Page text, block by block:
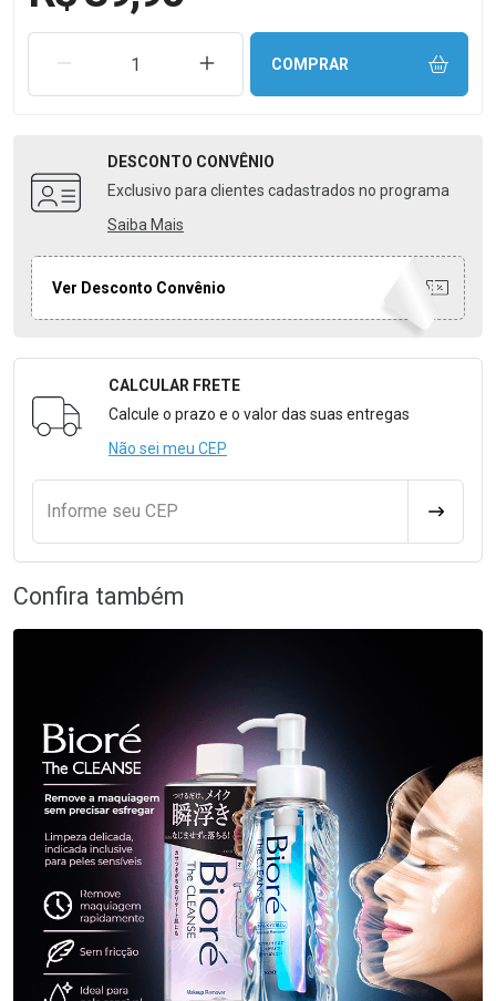
REMOVER UMA UNIDADEAUMENTAR UMA UNIDADE
COMPRAR
DESCONTO CONVÊNIO
Exclusivo para clientes cadastrados no programa
Saiba Mais
Ver Desconto Convênio
Formulário para Calcular o Frete
CALCULAR FRETE
Calcule o prazo e o valor das suas entregas
Não sei meu CEP
Informe seu CEP
Confira também